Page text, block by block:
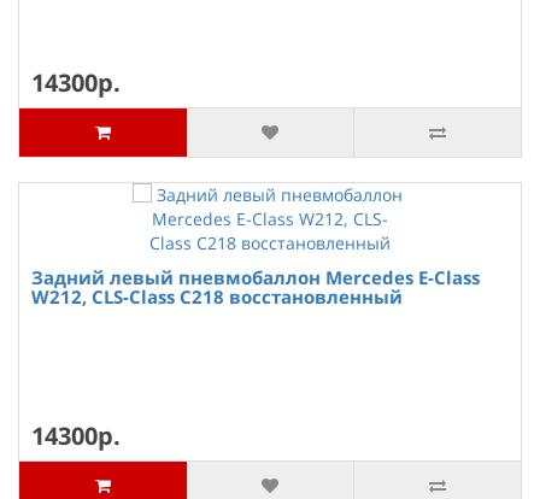
14300р.
Задний левый пневмобаллон Mercedes E-Class
W212, CLS-Class C218 восстановленный
14300р.